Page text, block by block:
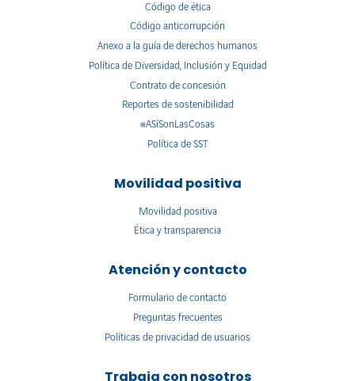
Código de ética
Código anticorrupción
Anexo a la guía de derechos humanos
Política de Diversidad, Inclusión y Equidad
Contrato de concesión
Reportes de sostenibilidad
#ASíSonLasCosas
Política de SST
Movilidad positiva
Movilidad positiva
Ética y transparencia
Atención y contacto
Formulario de contacto
Preguntas frecuentes
Políticas de privacidad de usuarios
Trabaja con nosotros